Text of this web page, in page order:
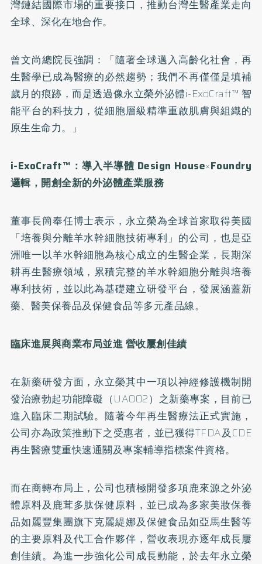
灣鏈結國際市場的重要接口，推動台灣生醫產業走向
全球、深化在地合作。
曾文尚總院長強調：「隨著全球邁入高齡化社會，再
生醫學已成為醫療的必然趨勢；我們不再僅僅是填補
歲月的痕跡，而是透過像永立榮外泌體i-ExoCraft™ 智
能平台的科技力，從細胞層級精準重啟肌膚與組織的
原生生命力。」
i-ExoCraft™ ：導入半導體 Design House×Foundry
邏輯，開創全新的外泌體產業服務
董事長簡奉任博士表示，永立榮為全球首家取得美國
「培養與分離羊水幹細胞技術專利」的公司，也是亞
洲唯一以羊水幹細胞為核心成立的生醫企業，長期深
耕再生醫療領域，累積完整的羊水幹細胞分離與培養
專利技術，並以此為基礎建立研發平台，發展涵蓋新
藥、醫美保養品及保健食品等多元產品線。
臨床進展與商業布局並進營收屢創佳績
在新藥研發方面，永立榮其中一項以神經修護機制開
發治療勃起功能障礙（UA002）之新藥專案，目前已
進入臨床二期試驗。隨著今年再生醫療法正式實施，
公司亦為政策推動下之受惠者，並已獲得TFDA及CDE
再生醫療雙重快速通關及專案輔導指標案件資格。
而在商轉布局上，公司也積極開發多項鹿來源之外泌
體原料及鹿茸多肽保健原料，並已成為多家美妝保養
品如麗豐集團旗下克麗緹娜及保健食品如亞馬生醫等
的主要原料及代工合作夥伴，營收表現亦逐年成長屢
創佳績。為進一步強化公司成長動能，於去年永立榮